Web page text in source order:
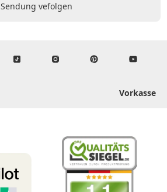
Sendung vefolgen
Vorkasse